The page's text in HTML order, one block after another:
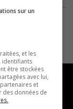
sur un
et les
identifiants
être stockées
avec lui,
et
des données de